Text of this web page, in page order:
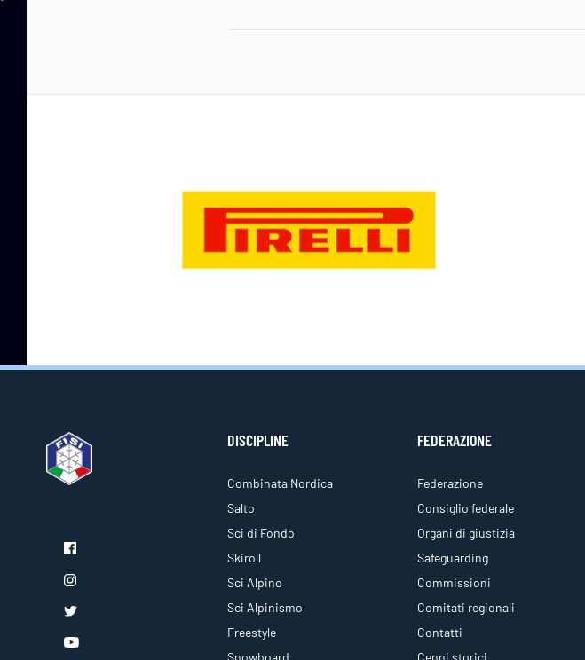
DISCIPLINE
Combinata Nordica
Salto
Sci di Fondo
Skiroll
Sci Alpino
Sci Alpinismo
Freestyle
Snowboard
FEDERAZIONE
Federazione
Consiglio federale
Organi di giustizia
Safeguarding
Commissioni
Comitati regionali
Contatti
Cenni storici